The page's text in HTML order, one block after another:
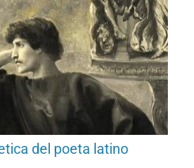
del poeta latino